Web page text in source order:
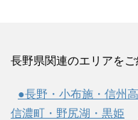
長野県関連のエリアをご
●長野・小布施・信州
信濃町・野尻湖・黒姫